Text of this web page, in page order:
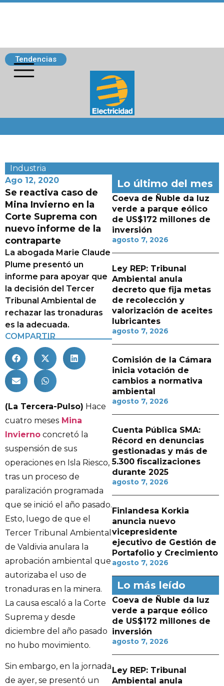
Tendencias
Industria
Ago 12, 2020
Se reactiva caso de
Mina Invierno en la
Corte Suprema con
nuevo informe de la
contraparte
La abogada Marie Claude
Plume presentó un
informe para apoyar que
la decisión del Tercer
Tribunal Ambiental de
rechazar las tronaduras
es la adecuada.
COMPARTIR
(La Tercera-Pulso) Hace
cuatro meses Mina
Invierno concretó la
suspensión de sus
operaciones en Isla Riesco,
tras un proceso de
paralización programada
que se inició el año pasado.
Esto, luego de que el
Tercer Tribunal Ambiental
de Valdivia anulara la
aprobación ambiental que
autorizaba el uso de
tronaduras en la minera.
La causa escaló a la Corte
Suprema y desde
diciembre del año pasado
no hubo movimiento.
Sin embargo, en la jornada
de ayer, se presentó un
Lo último del mes
Coeva de Ñuble da luz
verde a parque eólico
de US$172 millones de
inversión
agosto 7, 2026
Ley REP: Tribunal
Ambiental anula
decreto que fija metas
de recolección y
valorización de aceites
lubricantes
agosto 7, 2026
Comisión de la Cámara
inicia votación de
cambios a normativa
ambiental
agosto 7, 2026
Cuenta Pública SMA:
Récord en denuncias
gestionadas y más de
5.300 fiscalizaciones
durante 2025
agosto 7, 2026
Finlandesa Korkia
anuncia nuevo
vicepresidente
ejecutivo de Gestión de
Portafolio y Crecimiento
agosto 7, 2026
Lo más leído
Coeva de Ñuble da luz
verde a parque eólico
de US$172 millones de
inversión
agosto 7, 2026
Ley REP: Tribunal
Ambiental anula